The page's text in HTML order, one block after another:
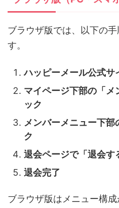
ブラウザ版では、以下の
す。
ハッピーメール公式サ
マイページ下部の「メ
ック
メンバーメニュー下
ク
退会ページで「退会す
退会完了
ブラウザ版はメニュー構